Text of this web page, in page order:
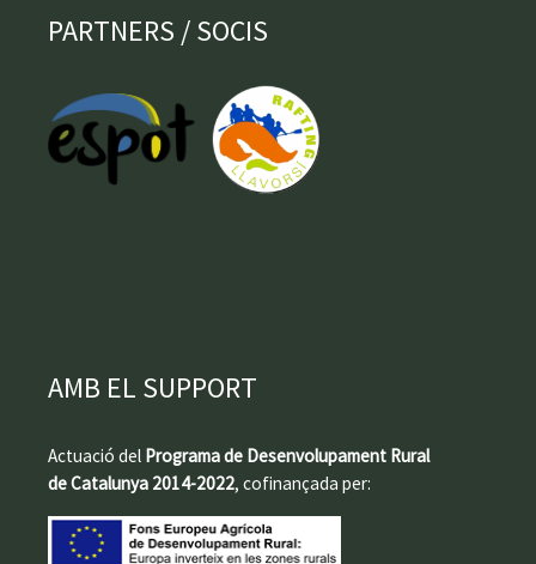
PARTNERS / SOCIS
AMB EL SUPPORT
Actuació del Programa de Desenvolupament Rural
de Catalunya 2014-2022, cofinançada per: